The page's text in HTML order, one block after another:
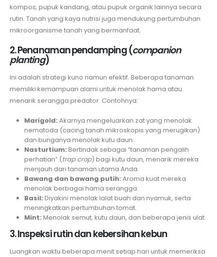
kompos, pupuk kandang, atau pupuk organik lainnya secara
rutin. Tanah yang kaya nutrisi juga mendukung pertumbuhan
mikroorganisme tanah yang bermanfaat.
2. Penanaman pendamping (companion
planting)
Ini adalah strategi kuno namun efektif. Beberapa tanaman
memiliki kemampuan alami untuk menolak hama atau
menarik serangga predator. Contohnya:
Marigold: Akarnya mengeluarkan zat yang menolak
nematoda (cacing tanah mikroskopis yang merugikan)
dan bunganya menolak kutu daun.
Nasturtium: Bertindak sebagai “tanaman pengalih
perhatian” (trap crop) bagi kutu daun, menarik mereka
menjauh dari tanaman utama Anda.
Bawang dan bawang putih: Aroma kuat mereka
menolak berbagai hama serangga.
Basil: Diyakini menolak lalat buah dan nyamuk, serta
meningkatkan pertumbuhan tomat.
Mint: Menolak semut, kutu daun, dan beberapa jenis ulat.
3. Inspeksi rutin dan kebersihan kebun
Luangkan waktu beberapa menit setiap hari untuk memeriksa